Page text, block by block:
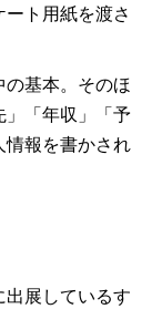
ト用紙を渡さ
の基本。そのほ
「年収」「予
報を書かされ
展しているす